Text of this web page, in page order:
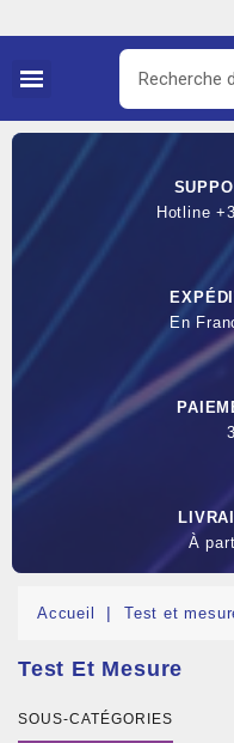
Hotline
En
À
Accueil Test et
Test Et Mesure
SOUS-CATÉGORIES